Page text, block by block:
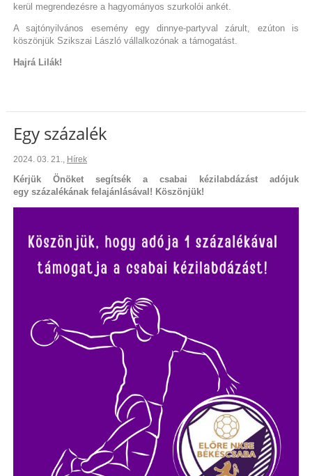
kerül megrendezésre a hagyományos szurkolói ankét.
A sajtónyilvános esemény egy dinnye-partyval zárult, ezúton is
köszönjük Szikszai László vállalkozónak a támogatást.
Hajrá Lilák!
Egy százalék
2024. 03. 21., Hírek
Kérjük Önöket segítsék a csabai kézilabdázást adójuk
egy százalékának felajánlásával! Köszönjük!